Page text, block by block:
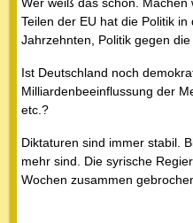
Teilen der EU hat die Politik
Jahrzehnten, Politik gegen
Ist Deutschland noch
Milliardenbeeinflussung der
etc.?
Diktaturen sind immer stabil.
mehr sind. Die syrische
Wochen zusammen